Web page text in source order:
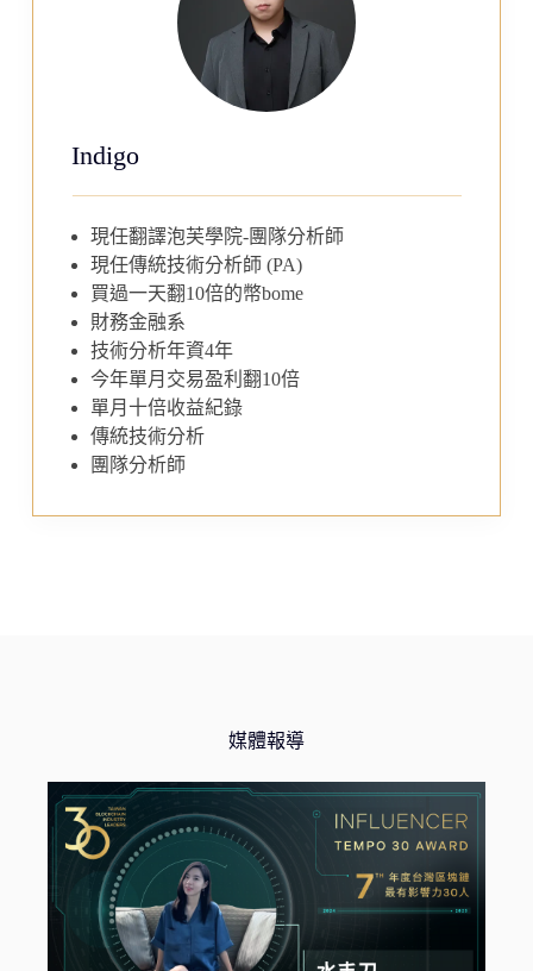
Indigo
現任翻譯泡芙學院-團隊分析師
現任傳統技術分析師 (PA)
買過一天翻10倍的幣bome
財務金融系
技術分析年資4年
今年單月交易盈利翻10倍
單月十倍收益紀錄
傳統技術分析
團隊分析師
媒體報導